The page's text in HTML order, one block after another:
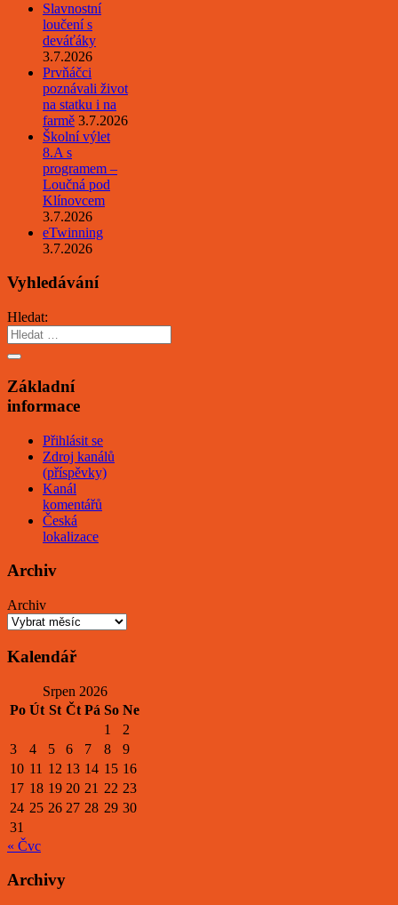
Slavnostní
loučení s
deváťáky
3.7.2026
Prvňáčci
poznávali život
na statku i na
farmě 3.7.2026
Školní výlet
8.A s
programem –
Loučná pod
Klínovcem
3.7.2026
eTwinning
3.7.2026
Vyhledávání
Hledat:
Základní
informace
Přihlásit se
Zdroj kanálů
(příspěvky)
Kanál
komentářů
Česká
lokalizace
Archiv
Archiv
Kalendář
Srpen 2026
Po Út St Čt Pá So Ne
1
2
3
4 5 6 7 8
9
10 11 12 13 14 15 16
17 18 19 20 21 22 23
24 25 26 27 28 29 30
31
« Čvc
Archivy